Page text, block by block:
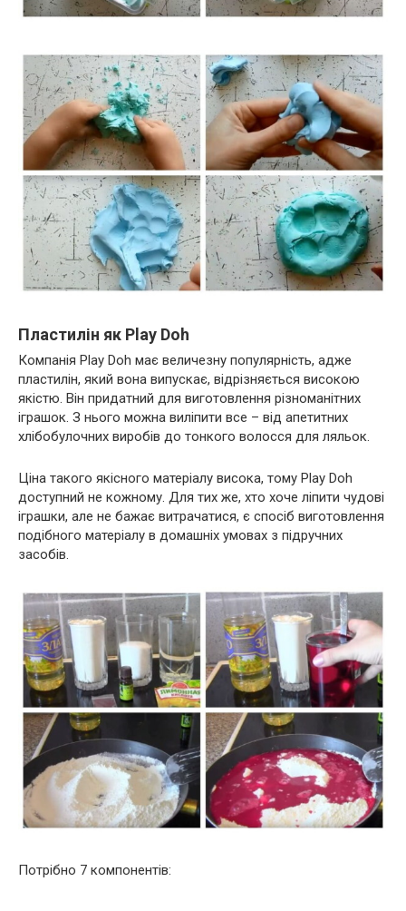
Пластилін як Play Doh
Компанія Play Doh має величезну популярність, адже
пластилін, який вона випускає, відрізняється високою
якістю. Він придатний для виготовлення різноманітних
іграшок. З нього можна виліпити все – від апетитних
хлібобулочних виробів до тонкого волосся для ляльок.
Ціна такого якісного матеріалу висока, тому Play Doh
доступний не кожному. Для тих же, хто хоче ліпити чудові
іграшки, але не бажає витрачатися, є спосіб виготовлення
подібного матеріалу в домашніх умовах з підручних
засобів.
Потрібно 7 компонентів: